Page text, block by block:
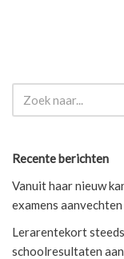
Recente berichten
Vanuit haar nieuw
examens aanvechten
Lerarentekort
schoolresultaten